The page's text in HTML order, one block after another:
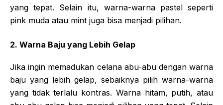
yang tepat. Selain itu, warna-warna pastel seperti
pink muda atau mint juga bisa menjadi pilihan.
2. Warna Baju yang Lebih Gelap
Jika ingin memadukan celana abu-abu dengan warna
baju yang lebih gelap, sebaiknya pilih warna-warna
yang tidak terlalu kontras. Warna hitam, putih, atau